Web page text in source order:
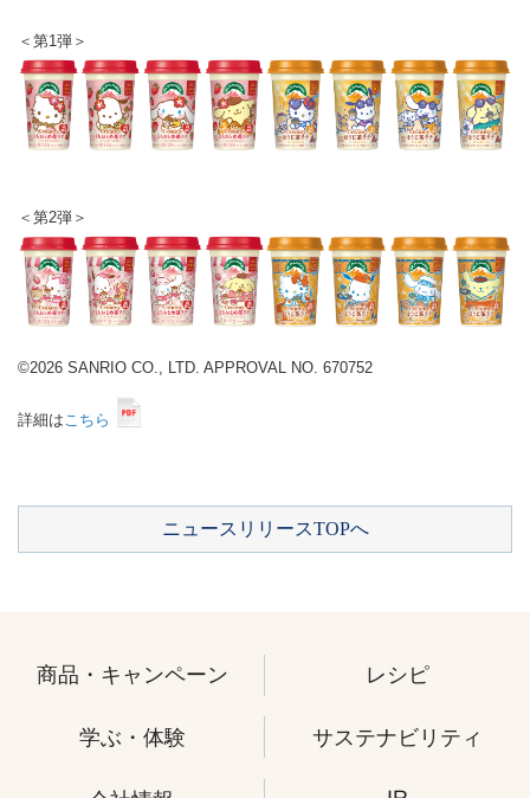
＜第1弾＞
＜第2弾＞
©2026 SANRIO CO., LTD. APPROVAL NO. 670752
詳細はこちら
ニュースリリースTOPへ
商品・キャンペーン レシピ
学ぶ・体験 サステナビリティ